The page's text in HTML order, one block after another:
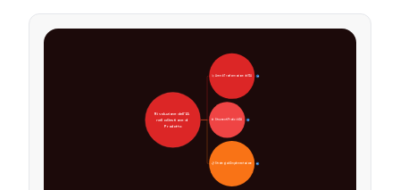
mentali e alberi dei prodotti.
🚀 Aree di Trasformazione dell'IA
🛠️ Strumenti Pratici di IA
📋 Strategia di Implementazione
Rivoluzione dell'IA
nella Gestione di
Prodotto